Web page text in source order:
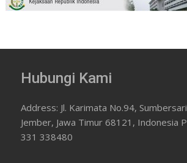
Hubungi Kami
Address: Jl. Karimata No.94,
Jember, Jawa Timur 68121, Indonesia
331 338480